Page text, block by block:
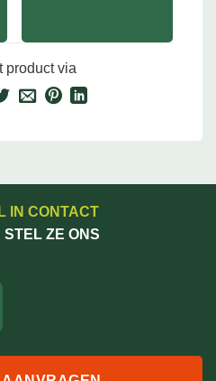
product via
IN CONTACT
ZE ONS